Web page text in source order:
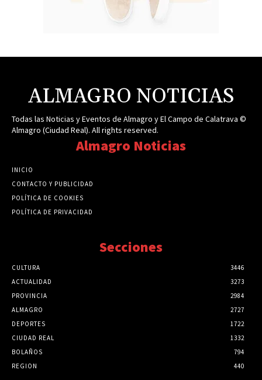
ALMAGRO NOTICIAS
Todas las Noticias y Eventos de Almagro y El Campo de Calatrava ©
Almagro (Ciudad Real). All rights reserved.
Almagro Noticias
INICIO
CONTACTO Y PUBLICIDAD
POLÍTICA DE COOKIES
POLÍTICA DE PRIVACIDAD
Secciones
CULTURA
3446
ACTUALIDAD
3273
PROVINCIA
2984
ALMAGRO
2727
DEPORTES
1722
CIUDAD REAL
1332
BOLAÑOS
794
REGION
440